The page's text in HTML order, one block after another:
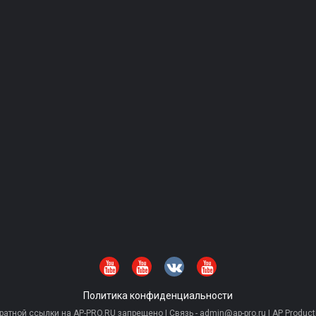
Политика конфиденциальности
ссылки на AP-PRO.RU запрещено | Связь - admin@ap-pro.ru | AP